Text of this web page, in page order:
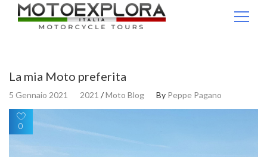
La mia Moto preferita
5 Gennaio 2021 2021 /Moto Blog By Peppe Pagano
0